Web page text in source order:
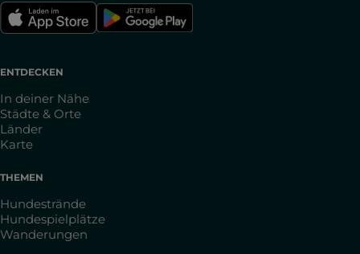
ENTDECKEN
In deiner Nähe
Städte & Orte
Länder
Karte
THEMEN
Hundestrände
Hundespielplätze
Wanderungen